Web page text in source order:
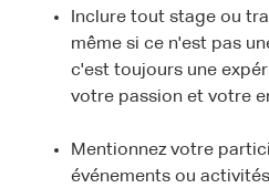
Inclure tout stage ou
même si ce n'est pas
c'est toujours une
votre passion et votre
Mentionnez votre
événements ou